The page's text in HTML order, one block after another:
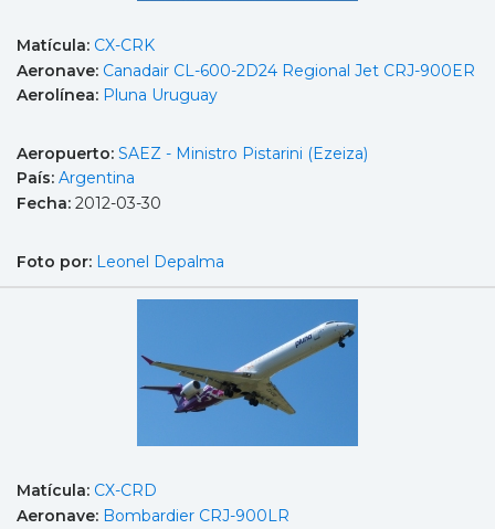
Matícula: CX-CRK
Aeronave: Canadair CL-600-2D24 Regional Jet CRJ-900ER
Aerolínea: Pluna Uruguay
Aeropuerto: SAEZ - Ministro Pistarini (Ezeiza)
País: Argentina
Fecha: 2012-03-30
Foto por: Leonel Depalma
Matícula: CX-CRD
Aeronave: Bombardier CRJ-900LR